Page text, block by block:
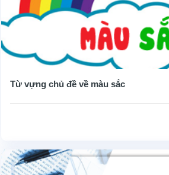
Từ vựng chủ đề về màu sắc